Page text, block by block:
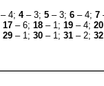
– 4; 4– 3; 5 – 3; 6 – 4; 7
17 – 6; 18 – 1; 19 – 4;
29 – 1; 30 – 1; 31 – 2;